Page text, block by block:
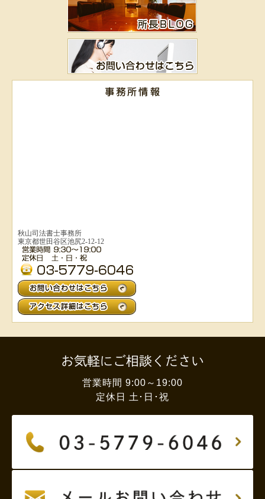
秋山司法書士事務所
東京都世田谷区池尻2-12-12
お気軽にご相談ください
営業時間 9:00～19:00
定休日 土･日･祝